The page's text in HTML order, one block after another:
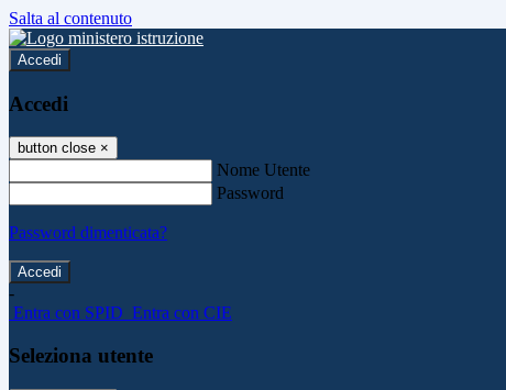
Salta al contenuto
Accedi
Accedi
button close ×
Nome Utente
Password
Password dimenticata?
-
Entra con SPID Entra con CIE
Seleziona utente